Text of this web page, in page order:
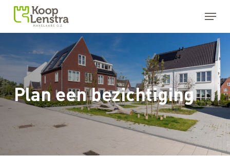
Skip
Menu
Plan een bezichtiging
Close
Menu